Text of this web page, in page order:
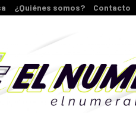
¿Quiénes somos? Contacto